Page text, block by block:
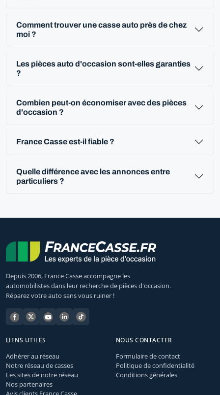
Comment trouver une casse auto près de chez
moi ?
Les pièces auto d'occasion sont-elles garanties
?
Combien peut-on économiser avec des pièces
d'occasion ?
France Casse est-il fiable ?
Quelle différence avec les annonces entre
particuliers ?
Depuis 2006, France Casse accompagne les
automobilistes dans leur recherche de pièces d'occasion.
Réparez votre auto sans vous ruiner !
LIENS UTILES
Adhérer au réseau
Notre réseau de casses
Les sites de notre réseau
Nos partenaires
NOUS CONTACTER
Formulaire de contact
Politique de confidentialité
Conditions générales